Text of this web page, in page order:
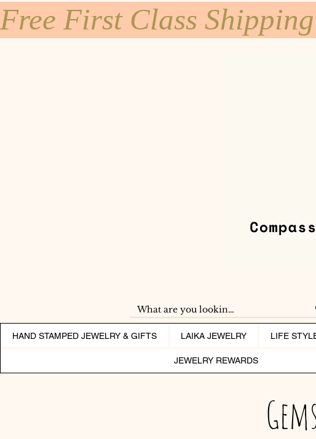
Free First Class
HAND STAMPED JEWELRY & GIFTS LAIKA JEWELRY LIFE
JEWELRY REWARDS